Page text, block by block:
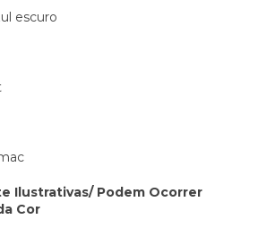
escuro
Ilustrativas/ Podem Ocorrer
Cor